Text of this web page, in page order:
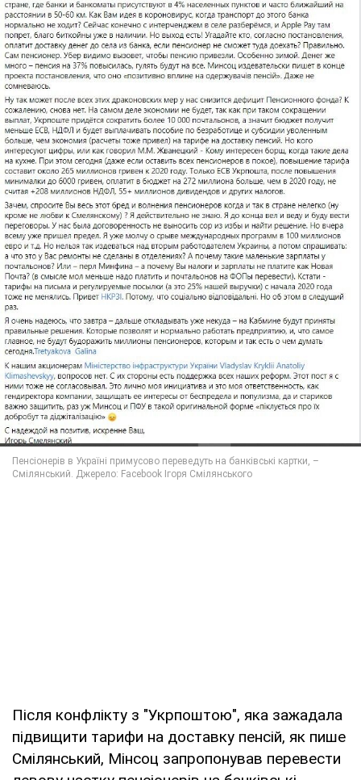
Після конфлікту з "Укрпоштою", яка зажадала
підвищити тарифи на доставку пенсій, як пише
Смілянський, Мінсоц запропонував перевести